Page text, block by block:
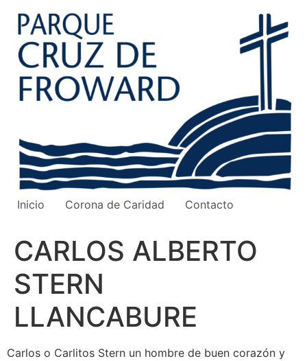
contenido
Inicio Corona de Caridad Contacto
CARLOS ALBERTO
STERN
LLANCABURE
Carlos o Carlitos Stern un hombre de buen corazón y